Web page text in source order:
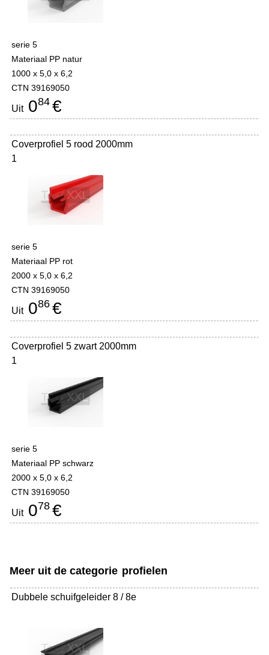
serie 5
Materiaal PP natur
1000 x 5,0 x 6,2
CTN 39169050
Uit084 €
Coverprofiel 5 rood 2000mm
1
serie 5
Materiaal PP rot
2000 x 5,0 x 6,2
CTN 39169050
Uit086 €
Coverprofiel 5 zwart 2000mm
1
serie 5
Materiaal PP schwarz
2000 x 5,0 x 6,2
CTN 39169050
Uit078 €
Meer uit de categorie profielen
Dubbele schuifgeleider 8 / 8e